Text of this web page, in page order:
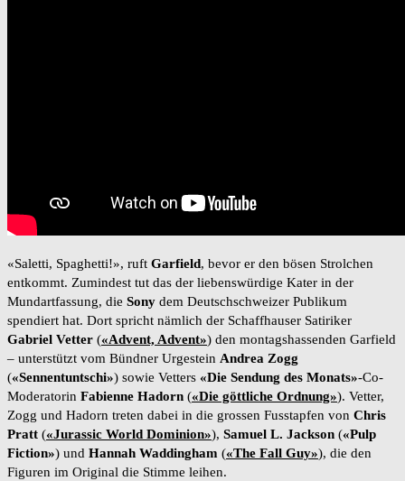
«Saletti, Spaghetti!», ruft Garfield, bevor er den bösen Strolchen
entkommt. Zumindest tut das der liebenswürdige Kater in der
Mundartfassung, die Sony dem Deutschschweizer Publikum
spendiert hat. Dort spricht nämlich der Schaffhauser Satiriker
Gabriel Vetter («Advent, Advent») den montagshassenden Garfield
– unterstützt vom Bündner Urgestein Andrea Zogg
(«Sennentuntschi») sowie Vetters «Die Sendung des Monats»-Co-
Moderatorin Fabienne Hadorn («Die göttliche Ordnung»). Vetter,
Zogg und Hadorn treten dabei in die grossen Fusstapfen von Chris
Pratt («Jurassic World Dominion»), Samuel L. Jackson («Pulp
Fiction») und Hannah Waddingham («The Fall Guy»), die den
Figuren im Original die Stimme leihen.